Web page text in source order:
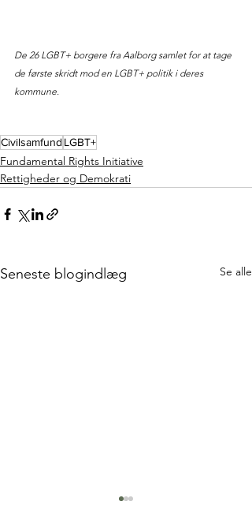
De 26 LGBT+ borgere fra Aalborg samlet for at tage
de første skridt mod en LGBT+ politik i deres
kommune.
Civilsamfund LGBT+
Fundamental Rights Initiative
Rettigheder og Demokrati
Seneste blogindlæg Se alle